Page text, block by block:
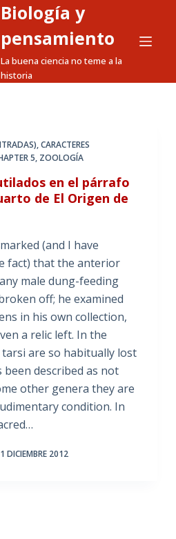
Biología y
pensamiento
La buena ciencia no teme a la
historia
,CARACTERES
5, ZOOLOGÍA
en el párrafo
de El Origen de
(and I have
fact) that the anterior
male dung-feeding
off; he examined
in his own collection,
a relic left. In the
are so habitually lost
described as not
other genera they are
condition. In
DICIEMBRE 2012